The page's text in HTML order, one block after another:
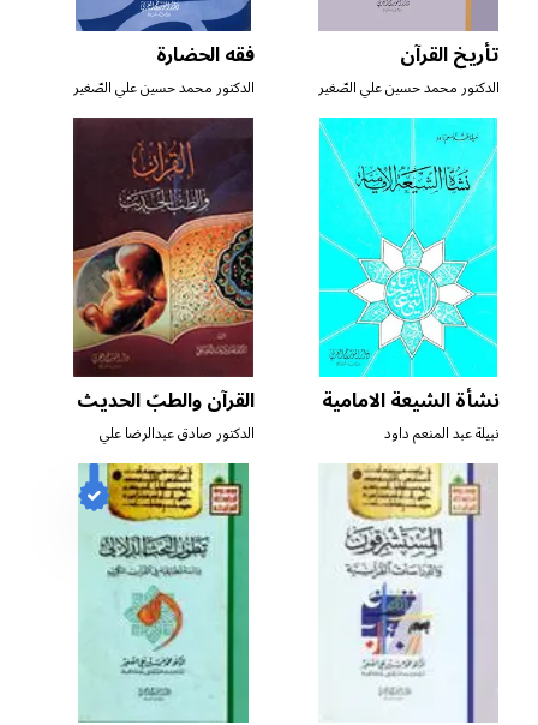
تأريخ القرآن
الدكتور محمد حسين علي الصّغير
فقه الحضارة
الدكتور محمد حسين علي الصّغير
نشأة الشيعة الامامية
نبيلة عبد المنعم داود
القرآن والطبّ الحديث
الدكتور صادق عبدالرضا علي